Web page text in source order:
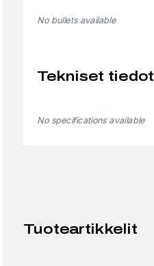
No bullets available
Tekniset tiedot
No specifications available
Tuoteartikkelit